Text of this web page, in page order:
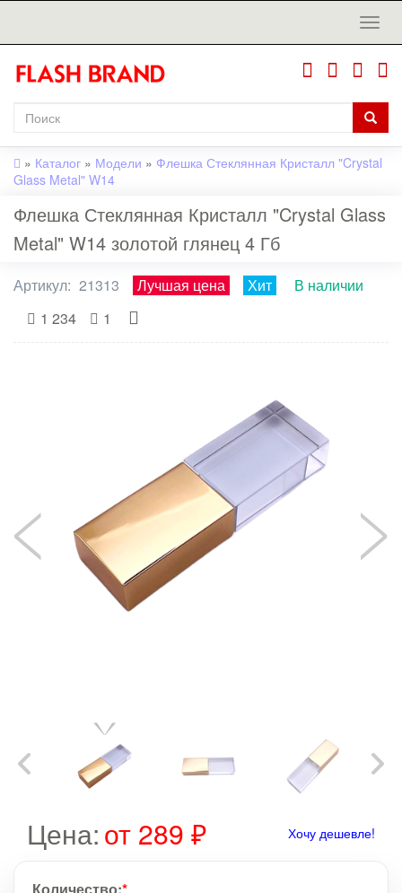
» Каталог » Модели » Флешка Стеклянная Кристалл "Crystal
Glass Metal" W14
Флешка Стеклянная Кристалл "Crystal Glass
Metal" W14 золотой глянец 4 Гб
Артикул: 21313 Лучшая цена Хит
В наличии
1 234
1
Цена:от 289 ₽ Хочу дешевле!